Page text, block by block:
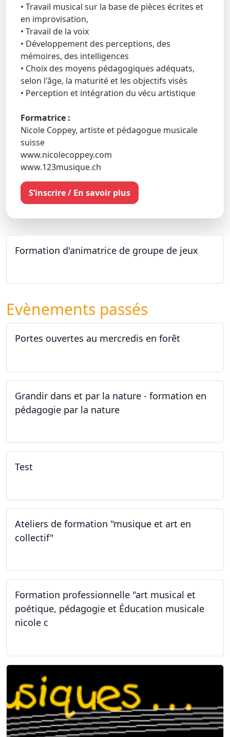
• Travail musical sur la base de pièces écrites et
en improvisation,
• Travail de la voix
• Développement des perceptions, des
mémoires, des intelligences
• Choix des moyens pédagogiques adéquats,
selon l'âge, la maturité et les objectifs visés
• Perception et intégration du vécu artistique
Formatrice :
Nicole Coppey, artiste et pédagogue musicale
suisse
www.nicolecoppey.com
www.123musique.ch
S’inscrire / En savoir plus
Formation d'animatrice de groupe de jeux
Evènements passés
Portes ouvertes au mercredis en forêt
Grandir dans et par la nature - formation en
pédagogie par la nature
Test
Ateliers de formation "musique et art en
collectif"
Formation professionnelle "art musical et
poétique, pédagogie et Éducation musicale
nicole c